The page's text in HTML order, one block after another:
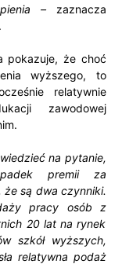
–zaznacza
pokazuje, że choć
wyższego, to
relatywnie
zawodowej
na pytanie,
premii za
że są dwa czynniki.
pracy osób z
20 lat na rynek
szkół wyższych,
relatywna podaż